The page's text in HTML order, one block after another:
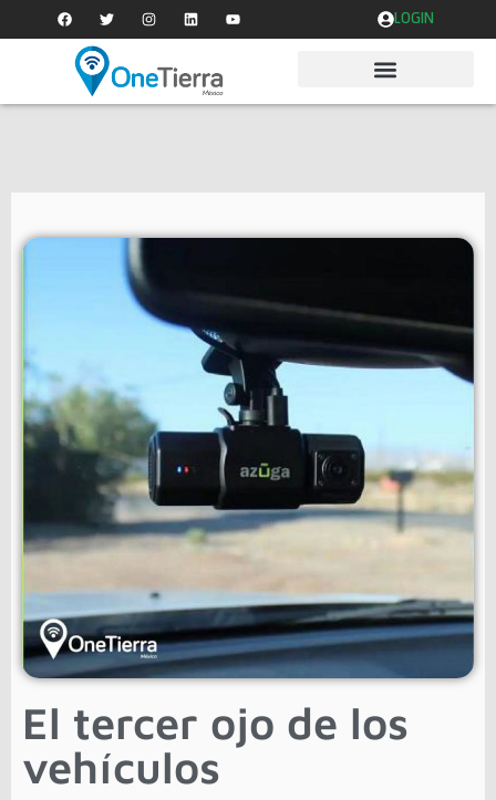
LOGIN
El tercer ojo de los
vehículos